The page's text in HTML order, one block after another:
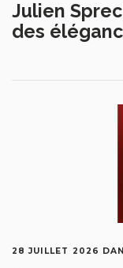
Julien
des
28 JUILLET 2026